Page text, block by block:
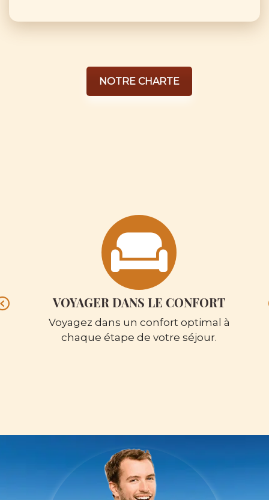
NOTRE CHARTE
PreviousVOYAGER DANS LE CONFORT
Voyagez dans un confort optimal à
chaque étape de votre séjour.